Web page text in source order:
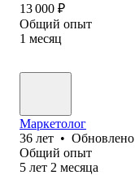
13 000 ₽
Общий опыт
1 месяц
Маркетолог
36 лет • Обновлено
Общий опыт
5 лет 2 месяца